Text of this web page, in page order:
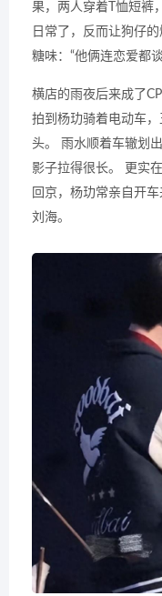
果，两人穿着T恤短裤
日常了，反而让狗仔
糖味：“他俩连恋爱都
横店的雨夜后来成了
拍到杨玏骑着电动车
头。 雨水顺着车辙划
影子拉得很长。 更实
回京，杨玏常亲自开
刘海。